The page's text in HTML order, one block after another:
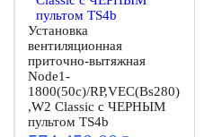
Установка
вентиляционная
приточно-вытяжная
Node1-
1800(50c)/RP,VEC(Bs280)
,W2 Classic с ЧЕРНЫМ
пультом TS4b